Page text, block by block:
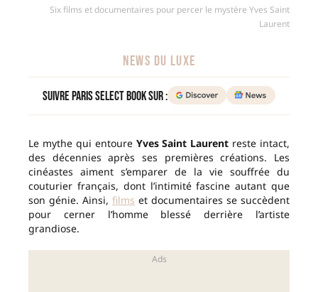
Six films et documentaires pour percer le mystère Yves Saint
Laurent
NEWS DU LUXE
Suivre Paris Select Book sur :
Le mythe qui entoure Yves Saint Laurent reste intact,
des décennies après ses premières créations. Les
cinéastes aiment s’emparer de la vie souffrée du
couturier français, dont l’intimité fascine autant que
son génie. Ainsi, films et documentaires se succèdent
pour cerner l’homme blessé derrière l’artiste
grandiose.